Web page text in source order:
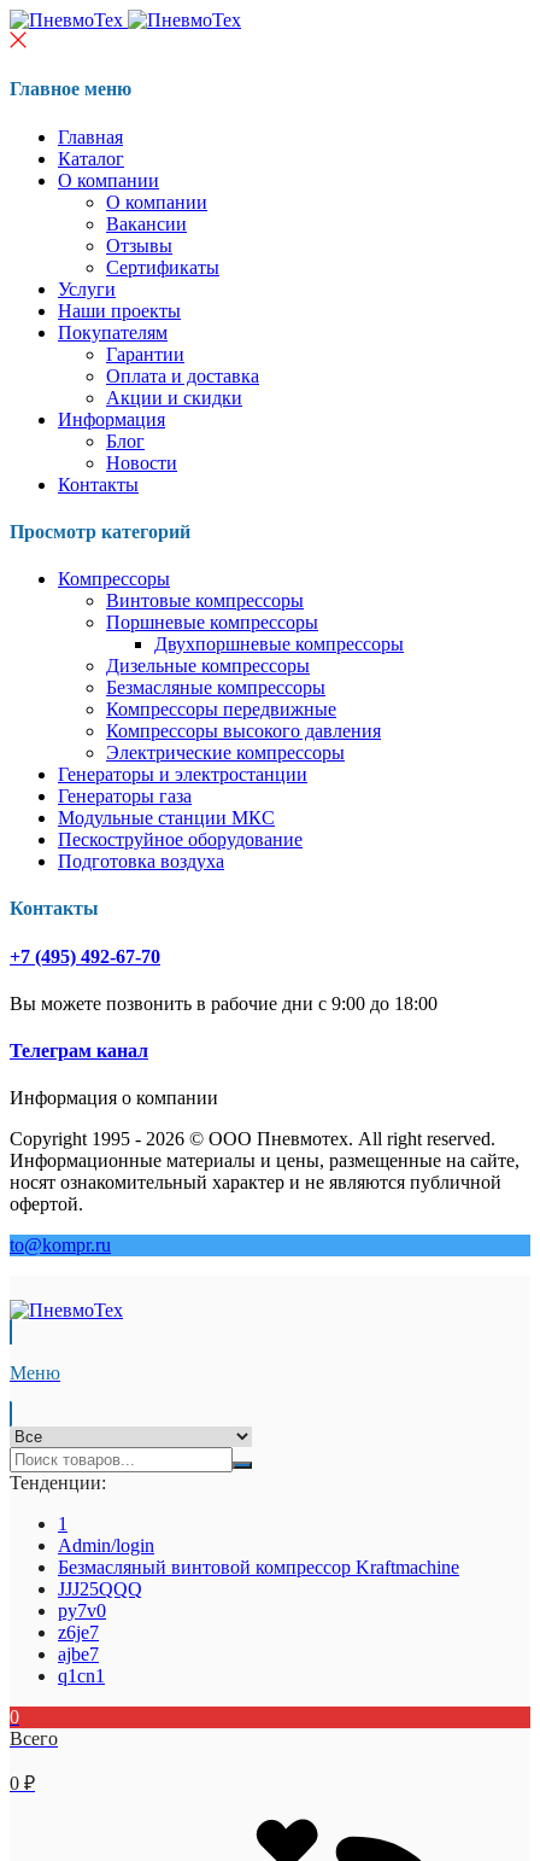
Главное меню
Главная
Каталог
О компании
О компании
Вакансии
Отзывы
Сертификаты
Услуги
Наши проекты
Покупателям
Гарантии
Оплата и доставка
Акции и скидки
Информация
Блог
Новости
Контакты
Просмотр категорий
Компрессоры
Винтовые компрессоры
Поршневые компрессоры
Двухпоршневые компрессоры
Дизельные компрессоры
Безмасляные компрессоры
Компрессоры передвижные
Компрессоры высокого давления
Электрические компрессоры
Генераторы и электростанции
Генераторы газа
Модульные станции МКС
Пескоструйное оборудование
Подготовка воздуха
Контакты
+7 (495) 492-67-70
Вы можете позвонить в рабочие дни с 9:00 до 18:00
Телеграм канал
Информация о компании
Copyright 1995 - 2026 © ООО Пневмотех. All right reserved.
Информационные материалы и цены, размещенные на сайте,
носят ознакомительный характер и не являются публичной
офертой.
to@kompr.ru
Меню
Тенденции:
1
Admin/login
Безмасляный винтовой компрессор Kraftmaсhine
JJJ25QQQ
py7v0
z6je7
ajbe7
q1cn1
0
Всего
0 ₽